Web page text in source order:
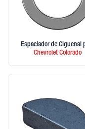
Espaciador de Ciguenal
ChevroletColorado